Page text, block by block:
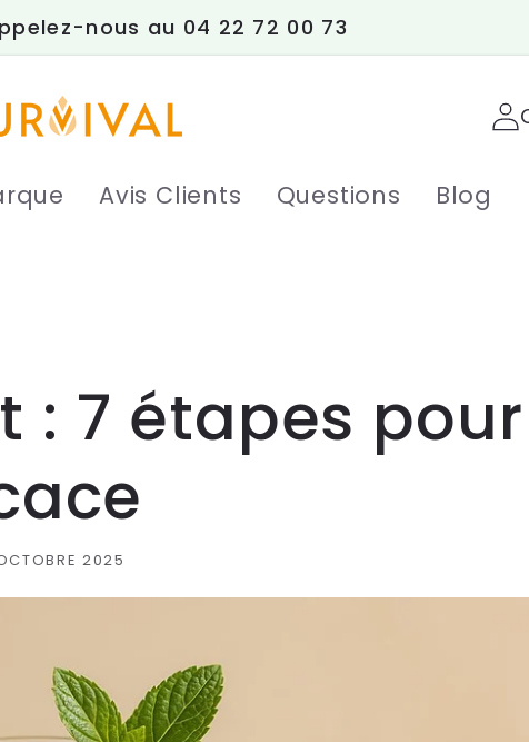
nous au 04 22 72 00 73
Avis Clients Questions Blog
: 7 étapes pour
2025